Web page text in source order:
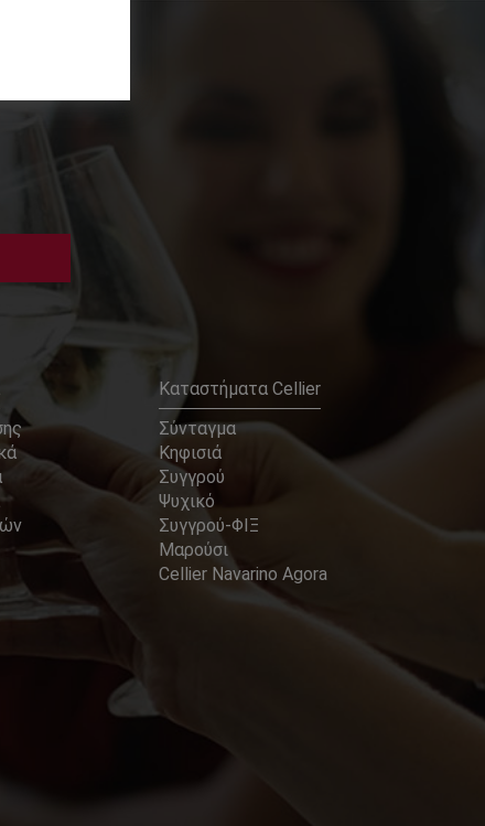
Καταστήματα Cellier
Σύνταγμα
Κηφισιά
Συγγρού
Ψυχικό
Συγγρού-ΦΙΞ
Μαρούσι
Cellier Navarino Agora